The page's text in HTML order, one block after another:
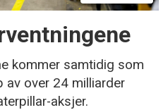
kommer samtidig som
av over 24 milliarder
aksjer.